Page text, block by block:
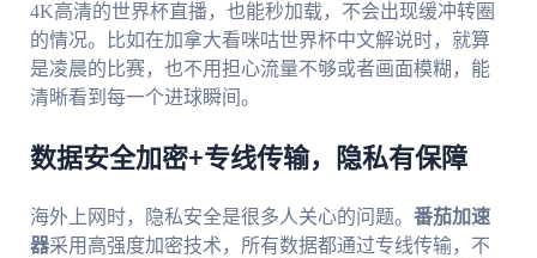
4K高清的世界杯直播，也能秒加载，不会出现缓冲转圈
的情况。比如在加拿大看咪咕世界杯中文解说时，就算
是凌晨的比赛，也不用担心流量不够或者画面模糊，能
清晰看到每一个进球瞬间。
数据安全加密+专线传输，隐私有保障
海外上网时，隐私安全是很多人关心的问题。 番茄加速
器采用高强度加密技术，所有数据都通过专线传输，不